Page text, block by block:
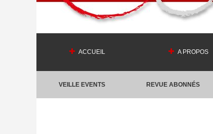
ACCUEIL A PROPOS
VEILLE EVENTS REVUE ABONNÉS